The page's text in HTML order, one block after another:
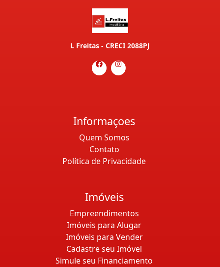
L Freitas - CRECI 2088PJ
Informaçoes
Quem Somos
Contato
Política de Privacidade
Imóveis
Empreendimentos
Imóveis para Alugar
Imóveis para Vender
Cadastre seu Imóvel
Simule seu Financiamento